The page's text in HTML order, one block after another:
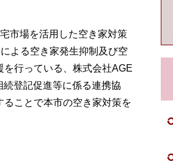
市場を活用した空き家対策
よる空き家発生抑制及び空
行っている、株式会社AGE
登記促進等に係る連携協
ことで本市の空き家対策を